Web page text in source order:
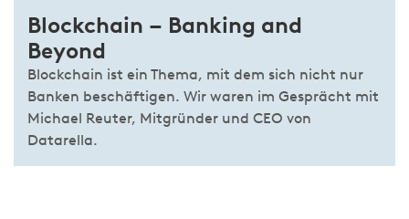
Blockchain – Banking and
Beyond
Blockchain ist ein Thema, mit dem sich nicht nur
Banken beschäftigen. Wir waren im Gesprächt mit
Michael Reuter, Mitgründer und CEO von
Datarella.